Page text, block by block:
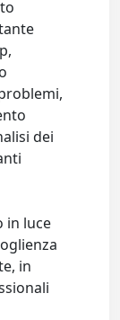
dei
in luce
in